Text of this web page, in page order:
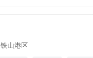
铁山港区